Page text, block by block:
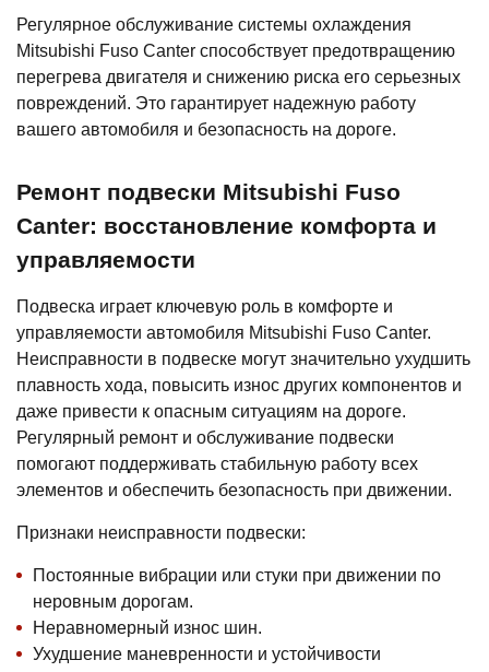
Регулярное обслуживание системы охлаждения
Mitsubishi Fuso Canter способствует предотвращению
перегрева двигателя и снижению риска его серьезных
повреждений. Это гарантирует надежную работу
вашего автомобиля и безопасность на дороге.
Ремонт подвески Mitsubishi Fuso
Canter: восстановление комфорта и
управляемости
Подвеска играет ключевую роль в комфорте и
управляемости автомобиля Mitsubishi Fuso Canter.
Неисправности в подвеске могут значительно ухудшить
плавность хода, повысить износ других компонентов и
даже привести к опасным ситуациям на дороге.
Регулярный ремонт и обслуживание подвески
помогают поддерживать стабильную работу всех
элементов и обеспечить безопасность при движении.
Признаки неисправности подвески:
Постоянные вибрации или стуки при движении по
неровным дорогам.
Неравномерный износ шин.
Ухудшение маневренности и устойчивости